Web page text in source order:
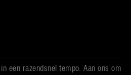
een razendsnel tempo. Aan ons om